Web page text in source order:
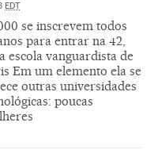
EDT
se inscrevem todos
para entrar na 42,
escola vanguardista de
Em um elemento ela se
outras universidades
poucas